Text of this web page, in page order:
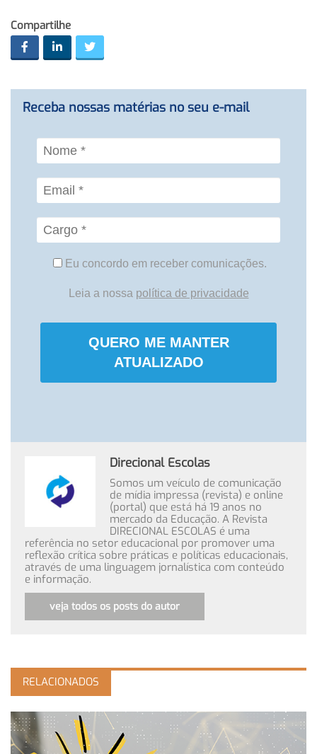
Compartilhe
Receba nossas matérias no seu e-mail
Eu concordo em receber comunicações.
Leia a nossa política de privacidade
QUERO ME MANTER
ATUALIZADO
Direcional Escolas
Somos um veículo de comunicação
de mídia impressa (revista) e online
(portal) que está há 19 anos no
mercado da Educação. A Revista
DIRECIONAL ESCOLAS é uma
referência no setor educacional por promover uma
reflexão crítica sobre práticas e políticas educacionais,
através de uma linguagem jornalística com conteúdo
e informação.
veja todos os posts do autor
RELACIONADOS